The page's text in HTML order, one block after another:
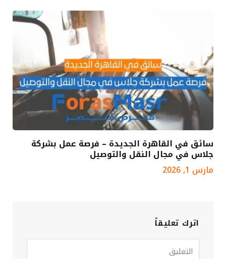
سائق في القاهرة الجديدة – فرصة عمل بشركة
جلاس في مجال النقل والتوصيل
مارس 1, 2026
اترك تعليقاً